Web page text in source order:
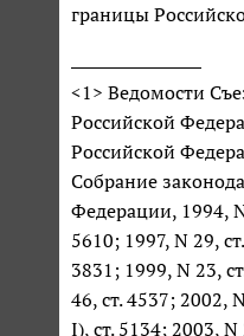
границы
<1> Ведомости
Российской
Российской
Собрание
Федерации, 1994,
5610; 1997, N 29,
3831; 1999, N 23,
46, ст. 4537; 2002,
I), ст. 5134; 2003,